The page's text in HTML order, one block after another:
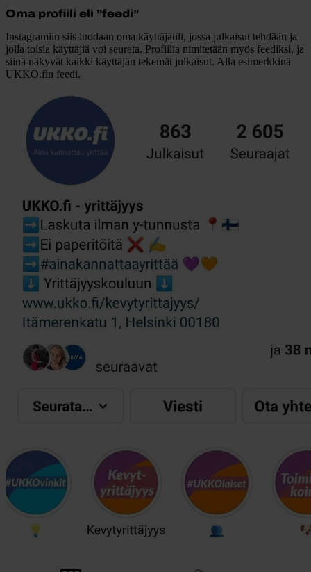
Oma profiili eli ”feedi”
Instagramiin siis luodaan oma käyttäjätili, jossa julkaisut tehdään ja
jolla toisia käyttäjiä voi seurata. Profiilia nimitetään myös feediksi, ja
siinä näkyvät kaikki käyttäjän tekemät julkaisut. Alla esimerkkinä
UKKO.fin feedi.